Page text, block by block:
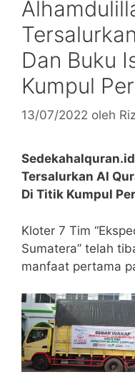
Dan Buku
Kumpul
13/07/2022 oleh
Tersalurkan Al
Di Titik Kumpul
Kloter 7 Tim
Sumatera” telah
manfaat pertama